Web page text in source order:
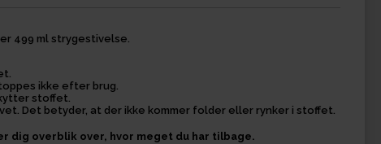
499 ml strygestivelse.
ikke efter brug.
stoffet.
Det betyder, at der ikke kommer folder eller rynker i stoffet.
dig overblik over, hvor meget du har tilbage.